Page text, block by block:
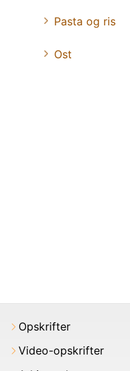
Pasta og ris
Ost
Opskrifter
Video-opskrifter